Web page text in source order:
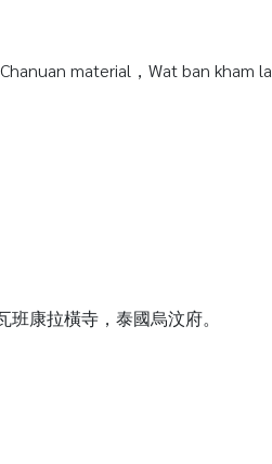
material，Wat ban kham
康拉橫寺，泰國烏汶府。